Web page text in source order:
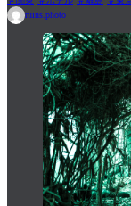
ruins.photo